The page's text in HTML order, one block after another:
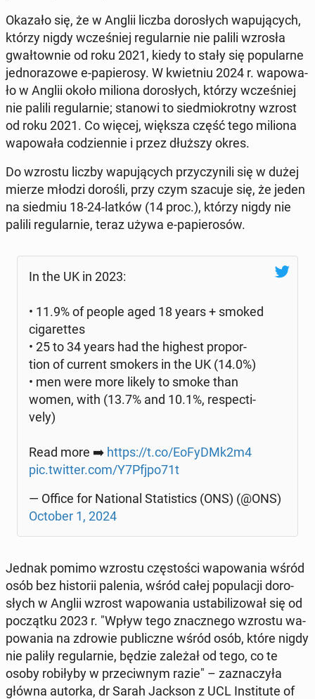
Okazało się, że w Anglii liczba do­ro­słych wa­pu­ją­cych,
którzy nigdy wcze­śniej re­gu­lar­nie nie palili wzrosła
gwał­tow­nie od roku 2021, kiedy to stały się po­pu­lar­ne
jed­no­ra­zo­we e-pa­pie­ro­sy. W kwiet­niu 2024 r. wa­po­wa­
ło w Anglii około miliona do­ro­słych, którzy wcze­śniej
nie palili re­gu­lar­nie; stanowi to sied­mio­krot­ny wzrost
od roku 2021. Co więcej, większa część tego miliona
wa­po­wa­ła co­dzien­nie i przez dłuższy okres.
Do wzrostu liczby wa­pu­ją­cych przy­czy­ni­li się w dużej
mierze młodzi dorośli, przy czym szacuje się, że jeden
na siedmiu 18-24-latków (14 proc.), którzy nigdy nie
palili re­gu­lar­nie, teraz używa e-pa­pie­ro­sów.
In the UK in 2023:
• 11.9% of people aged 18 years + smoked
ci­ga­ret­tes
• 25 to 34 years had the highest pro­por­
tion of current smokers in the UK (14.0%)
• men were more likely to smoke than
women, with (13.7% and 10.1%, re­spec­ti­
ve­ly)
Read more ➡️ https://t.co/EoFyDMk2m4
pic.twitter.com/Y7Pfjpo71t
— Office for Na­tio­nal Sta­ti­stics (ONS) (@ONS)
October 1, 2024
Jednak pomimo wzrostu czę­sto­ści wa­po­wa­nia wśród
osób bez hi­sto­rii palenia, wśród całej po­pu­la­cji do­ro­
słych w Anglii wzrost wa­po­wa­nia usta­bi­li­zo­wał się od
po­cząt­ku 2023 r. "Wpływ tego znacz­ne­go wzrostu wa­
po­wa­nia na zdrowie pu­blicz­ne wśród osób, które nigdy
nie paliły re­gu­lar­nie, będzie zależał od tego, co te
osoby ro­bi­ły­by w prze­ciw­nym razie" – za­zna­czy­ła
główna autorka, dr Sarah Jackson z UCL In­sti­tu­te of